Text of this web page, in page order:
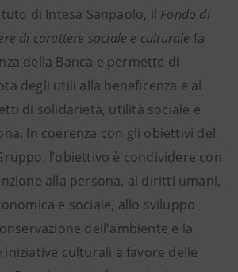
di Intesa Sanpaolo, il Fondo di
di carattere sociale e culturale fa
della Banca e permette di
degli utili alla beneficenza e al
di solidarietà, utilità sociale e
In coerenza con gli obiettivi del
l’obiettivo è condividere con
alla persona, ai diritti umani,
e sociale, allo sviluppo
dell'ambiente e la
culturali a favore delle